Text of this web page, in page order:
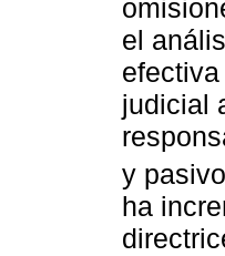
el
judicial
y
ha